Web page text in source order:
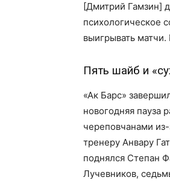
[Дмитрий Гамзин]
психологическое
выигрывать
Пять шайб и
«Ак Барс»
новогодняя пауза
череповчанами
тренеру Анвару
поднялся Степан
Лучевников,